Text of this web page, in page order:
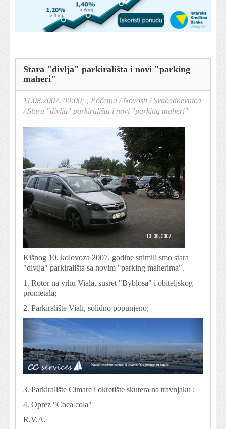
Stara "divlja" parkirališta i novi "parking
maheri"
11.08.2007. 00:00; ; Početna /Novosti /Svakodnevnica
/Stara "divlja" parkirališta i novi "parking maheri"
Kišnog 10. kolovoza 2007. godine snimili smo stara
"divlja" parkirališta sa novim "parking maherima".
1. Rotor na vrhu Viala, susret "Byblosa" i obiteljskog
prometala;
2. Parkiralište Viali, solidno popunjeno;
3. Parkiralište Cimare i okretište skutera na travnjaku ;
4. Oprez "Coca cola"
R.V.A.